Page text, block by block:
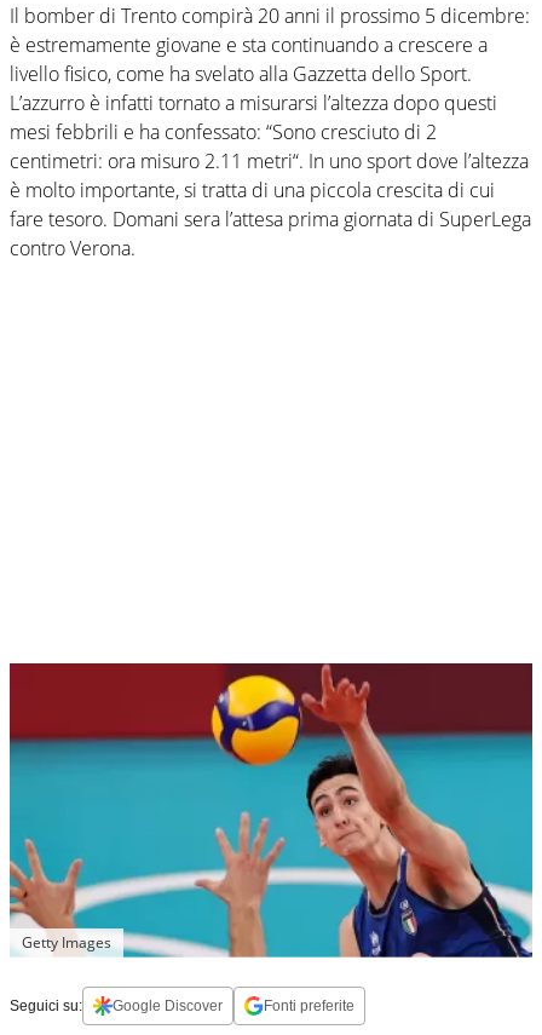
Il bomber di Trento compirà 20 anni il prossimo 5 dicembre:
è estremamente giovane e sta continuando a crescere a
livello fisico, come ha svelato alla Gazzetta dello Sport.
L’azzurro è infatti tornato a misurarsi l’altezza dopo questi
mesi febbrili e ha confessato: “Sono cresciuto di 2
centimetri: ora misuro 2.11 metri“. In uno sport dove l’altezza
è molto importante, si tratta di una piccola crescita di cui
fare tesoro. Domani sera l’attesa prima giornata di SuperLega
contro Verona.
Getty Images
Seguici su: Google Discover Fonti preferite